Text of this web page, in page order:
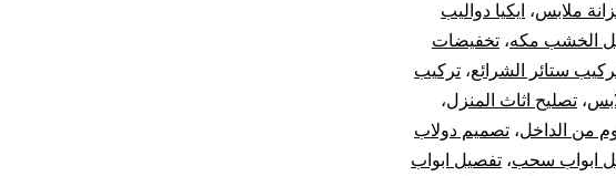
ملابس، ايكيا دواليب
الخشب مكه، تخفيضات
ستائر الشرائع، تركيب
، تصليح اثاث المنزل،
من الداخل، تصميم دولاب
ابواب سحب، تفصيل ابواب